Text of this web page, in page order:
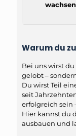
wachsen
Warum du
Bei uns wirst du
gelobt –
Du wirst Teil
seit
erfolgreich sein
Hier kannst du
ausbauen und